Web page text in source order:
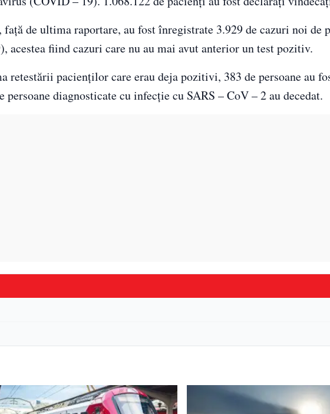
de ultima raportare, au fost înregistrate 3.929 de cazuri noi de
acestea fiind cazuri care nu au mai avut anterior un test pozitiv.
retestării pacienților care erau deja pozitivi, 383 de persoane au
diagnosticate cu infecție cu SARS – CoV – 2 au decedat.